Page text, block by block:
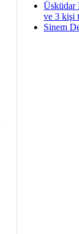
Üsküdar
ve 3 kişi
Sinem